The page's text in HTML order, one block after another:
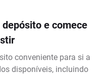
e comece
conveniente para si a
disponíveis, incluindo